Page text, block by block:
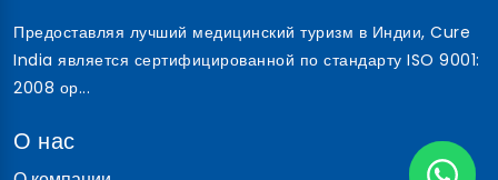
Предоставляя лучший медицинский туризм в Индии, Cure
India является сертифицированной по стандарту ISO 9001:
2008 ор...
О нас